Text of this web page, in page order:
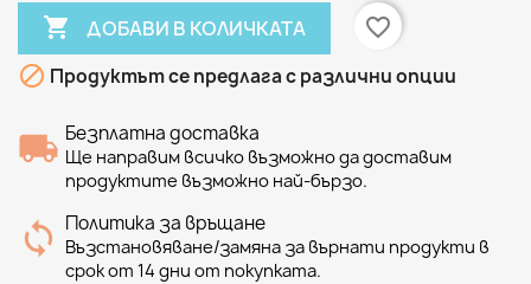
 ДОБАВИ В КОЛИЧКАТА
favorite_border
 Продуктът се предлага с различни опции
Безплатна доставка
Ще направим всичко възможно да доставим
продуктите възможно най-бързо.
Политика за връщане
Възстановяване/замяна за върнати продукти в
срок от 14 дни от покупката.